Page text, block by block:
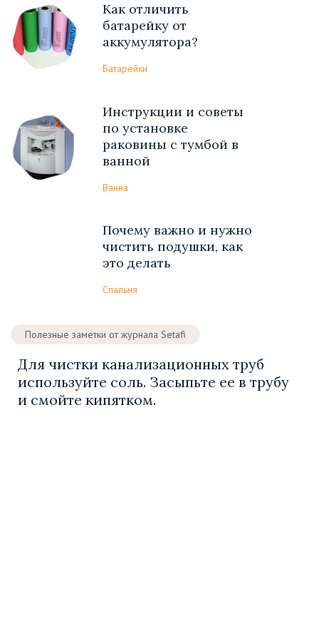
Как отличить
батарейку от
аккумулятора?
Батарейки
Инструкции и советы
по установке
раковины с тумбой в
ванной
Ванна
Почему важно и нужно
чистить подушки, как
это делать
Спальня
Полезные заметки от журнала Setafi